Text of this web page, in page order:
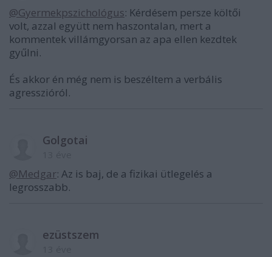
@Gyermekpszichológus: Kérdésem persze költői
volt, azzal együtt nem haszontalan, mert a
kommentek villámgyorsan az apa ellen kezdtek
gyűlni.
És akkor én még nem is beszéltem a verbális
agresszióról.
Golgotai
@Medgar: Az is baj, de a fizikai ütlegelés a
legrosszabb.
ezüstszem